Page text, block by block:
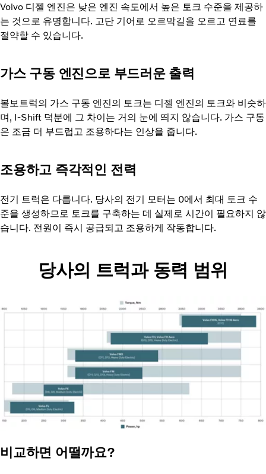
Volvo 디젤 엔진은 낮은 엔진 속도에서 높은 토크 수준을 제공하
는 것으로 유명합니다. 고단 기어로 오르막길을 오르고 연료를
절약할 수 있습니다.
가스 구동 엔진으로 부드러운 출력
볼보트럭의 가스 구동 엔진의 토크는 디젤 엔진의 토크와 비슷하
며, I-Shift 덕분에 그 차이는 거의 눈에 띄지 않습니다. 가스 구동
은 조금 더 부드럽고 조용하다는 인상을 줍니다.
조용하고 즉각적인 전력
전기 트럭은 다릅니다. 당사의 전기 모터는 0에서 최대 토크 수
준을 생성하므로 토크를 구축하는 데 실제로 시간이 필요하지 않
습니다. 전원이 즉시 공급되고 조용하게 작동합니다.
당사의 트럭과 동력 범위
비교하면 어떨까요?